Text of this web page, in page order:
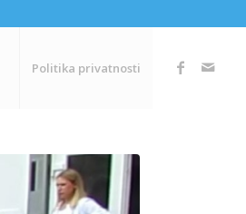
Politika privatnosti